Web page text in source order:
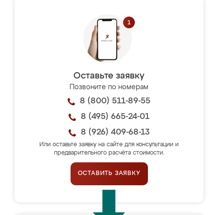
Оставьте заявку
Позвоните по номерам
8 (800) 511-89-55
8 (495) 665-24-01
8 (926) 409-68-13
Или оставьте заявку на сайте для консультации и
предварительного расчёта стоимости.
ОСТАВИТЬ ЗАЯВКУ